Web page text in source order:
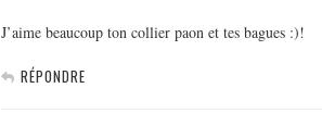
J’aime beaucoup ton collier paon et tes bagues :)!
RÉPONDRE